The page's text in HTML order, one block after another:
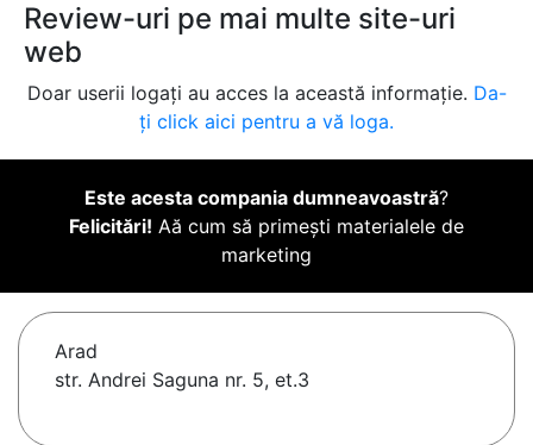
Review-uri pe mai multe site-uri
web
Doar userii logați au acces la această informație. Da-
ți click aici pentru a vă loga.
Este acesta compania dumneavoastră?
Felicitări! Aă cum să primești materialele de
marketing
Arad
str. Andrei Saguna nr. 5, et.3